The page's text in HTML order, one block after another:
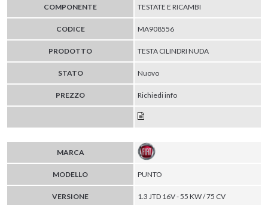
COMPONENTE TESTATE E RICAMBI
CODICE MA908556
PRODOTTO TESTA CILINDRI NUDA
STATO Nuovo
PREZZO Richiedi info
MARCA
MODELLO PUNTO
VERSIONE 1.3 JTD 16V - 55 KW / 75 CV